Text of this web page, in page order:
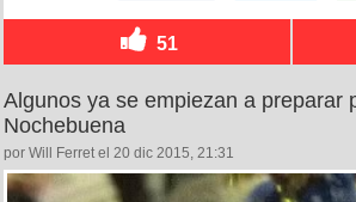
51
Algunos ya se empiezan a preparar
Nochebuena
por Will Ferret el 20 dic 2015, 21:31